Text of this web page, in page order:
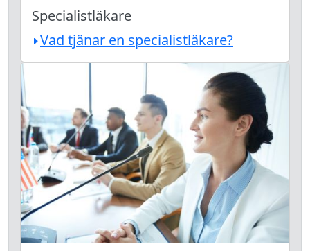
Specialistläkare
Vad tjänar en specialistläkare?